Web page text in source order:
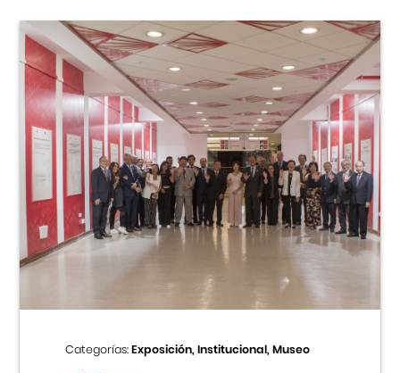
Categorías:Exposición, Institucional, Museo